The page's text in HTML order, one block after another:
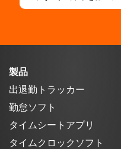
製品
出退勤トラッカー
勤怠ソフト
タイムシートアプリ
タイムクロックソフト